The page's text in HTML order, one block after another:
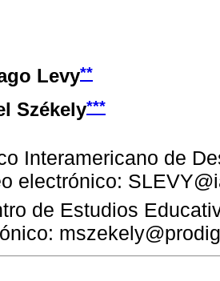
Levy**
Székely***
Interamericano de
electrónico:
de Estudios